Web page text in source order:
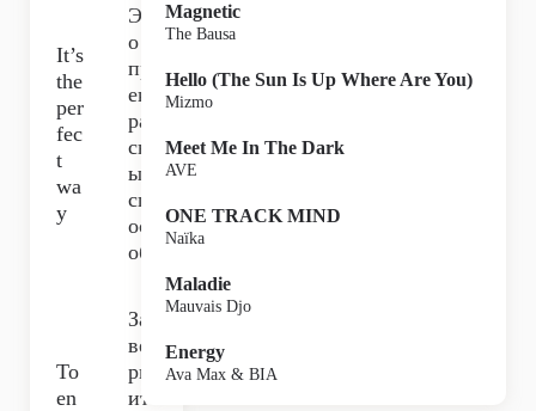
It’s
the
per
fec
t
wa
y
Эт
о
пр
ек
ра
сн
ый
сп
ос
об
To
en
За
ве
рш
ит
Magnetic
The Bausa
Hello (The Sun Is Up Where Are You)
Mizmo
Meet Me In The Dark
AVE
ONE TRACK MIND
Naïka
Maladie
Mauvais Djo
Energy
Ava Max & BIA